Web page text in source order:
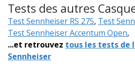
Tests des autres
Test Sennheiser RS 275, Test
Test Sennheiser Accentum Open,
...et retrouvez tous les tests de
Sennheiser